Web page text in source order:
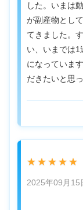
した。いまは
が副産物とし
てきました。
い、いまでは1
になっていま
だきたいと思
★★★★★
2025年09月15